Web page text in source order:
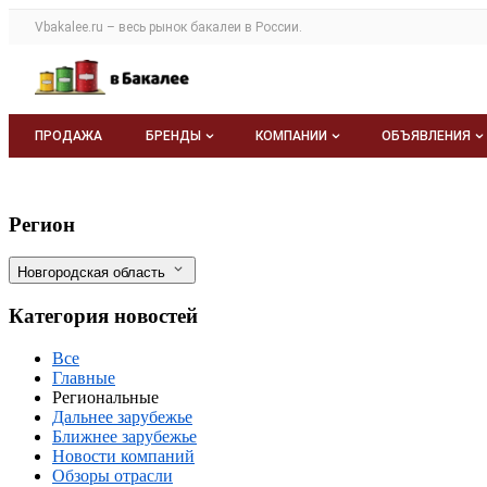
Раздел навигации по сайту vbakalee.ru
Vbakalee.ru – весь рынок бакалеи в России.
Авторизация и меню пользователя
Навигация по разделам сайта vbakalee.ru
ПРОДАЖА БРЕНДЫ КОМПАНИИ ОБЪЯВЛЕНИЯ
Экспорт новинок: Мука из семян
Фильтры
Регион
Новгородская область
Категория новостей
Все
Главные
Региональные
Дальнее зарубежье
Ближнее зарубежье
Новости компаний
Обзоры отрасли